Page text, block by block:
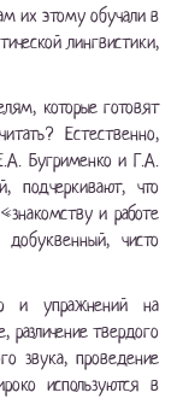
их этому обучали в
лингвистики,
которые готовят
Естественно,
Бугрименко и Г.А.
подчеркивают, что
и работе
чисто
и упражнений на
различение твердого
звука, проведение
используются в